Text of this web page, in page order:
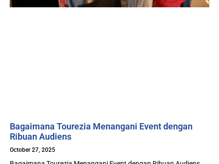
Bagaimana Tourezia Menangani Event dengan
Ribuan Audiens
October 27, 2025